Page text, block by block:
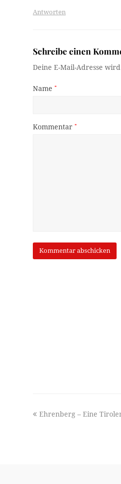
Antworten
Schreibe einen
Deine E-Mail-Adresse
Name*
Kommentar*
previous
Ehrenberg – Eine